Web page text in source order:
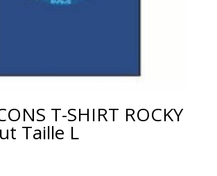
T-SHIRT ROCKY
Taille L